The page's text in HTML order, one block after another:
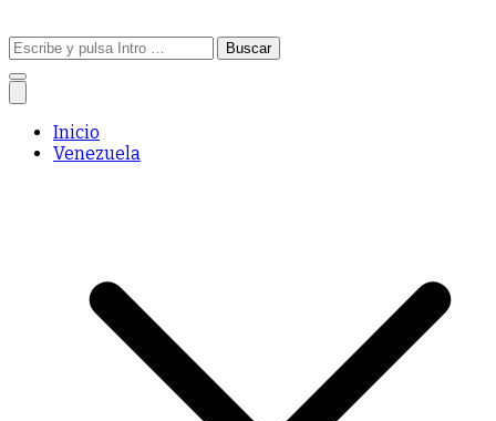
Buscar:
Inicio
Venezuela